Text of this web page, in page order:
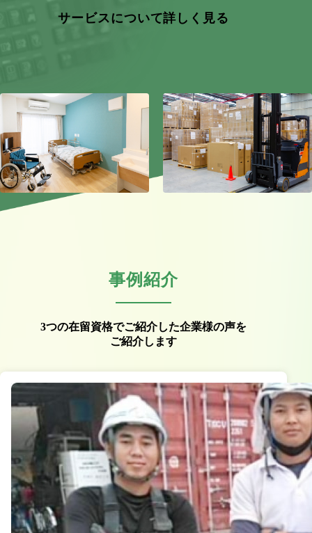
サービスについて詳しく見る
事例紹介
3つの在留資格でご紹介した企業様の声を
ご紹介します